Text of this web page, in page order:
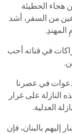
هجاء الحطيئة
من السفر، أشد
في قناته أحب
في عصرنا
على غرار
العدلية.
إليهم بالبنان، فإن